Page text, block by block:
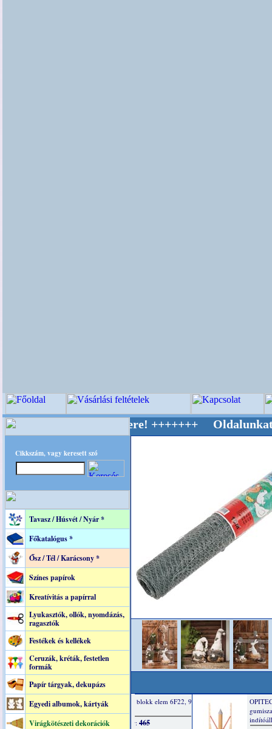
Cikkszám, vagy keresett szó
Tavasz / Húsvét / Nyár *
Főkatalógus *
Ősz / Tél / Karácsony *
Színes papírok
Kreatívitás a papírral
Lyukasztók, ollók, nyomdázás,
ragasztók
Festékek és kellékek
Ceruzák, kréták, festetlen
formák
Papír tárgyak, dekupázs
Egyedi albumok, kártyák
Virágkötészeti dekorációk
Világ Mestere! +++++++ Oldalunkat